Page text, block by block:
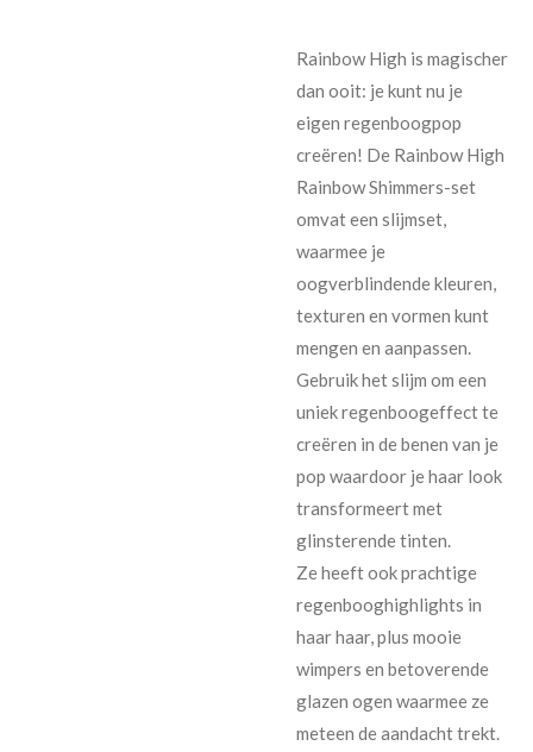
Rainbow High is magischer
dan ooit: je kunt nu je
eigen regenboogpop
creëren! De Rainbow High
Rainbow Shimmers-set
omvat een slijmset,
waarmee je
oogverblindende kleuren,
texturen en vormen kunt
mengen en aanpassen.
Gebruik het slijm om een
uniek regenboogeffect te
creëren in de benen van je
pop waardoor je haar look
transformeert met
glinsterende tinten.
Ze heeft ook prachtige
regenbooghighlights in
haar haar, plus mooie
wimpers en betoverende
glazen ogen waarmee ze
meteen de aandacht trekt.